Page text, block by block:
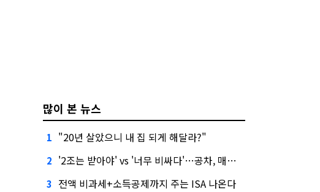
많이 본 뉴스
1 "20년 살았으니 내 집 되게 해달라?"
2 '2조는 받아야' vs '너무 비싸다'…공차, 매각 성공할까
3 전액 비과세+소득공제까지 주는 ISA 나온다